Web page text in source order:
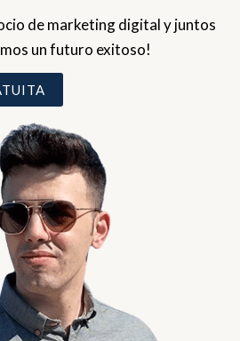
de marketing digital y juntos
un futuro exitoso!